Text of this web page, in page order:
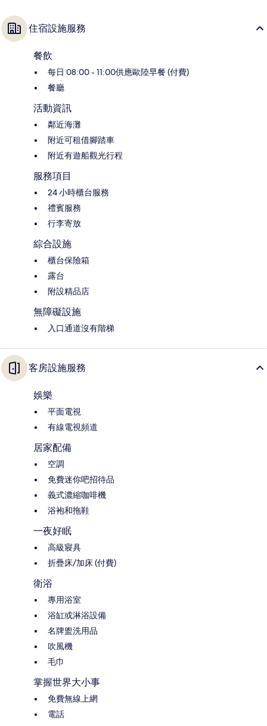
住宿設施服務
餐飲
每日 08:00 - 11:00供應歐陸早餐 (付費)
餐廳
活動資訊
鄰近海灘
附近可租借腳踏車
附近有遊船觀光行程
服務項目
24 小時櫃台服務
禮賓服務
行李寄放
綜合設施
櫃台保險箱
露台
附設精品店
無障礙設施
入口通道沒有階梯
客房設施服務
娛樂
平面電視
有線電視頻道
居家配備
空調
免費迷你吧招待品
義式濃縮咖啡機
浴袍和拖鞋
一夜好眠
高級寢具
折疊床/加床 (付費)
衛浴
專用浴室
浴缸或淋浴設備
名牌盥洗用品
吹風機
毛巾
掌握世界大小事
免費無線上網
電話